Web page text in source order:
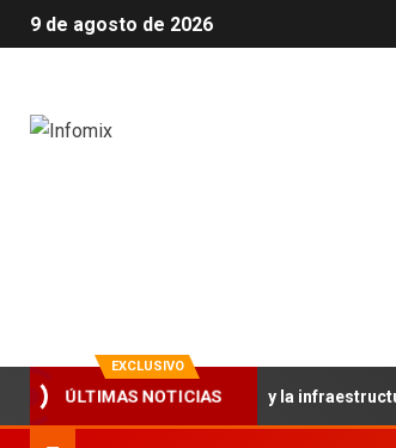
9 de agosto de 2026
EXCLUSIVO
ÚLTIMAS NOTICIAS
el trabajo articulado y la infraestructura